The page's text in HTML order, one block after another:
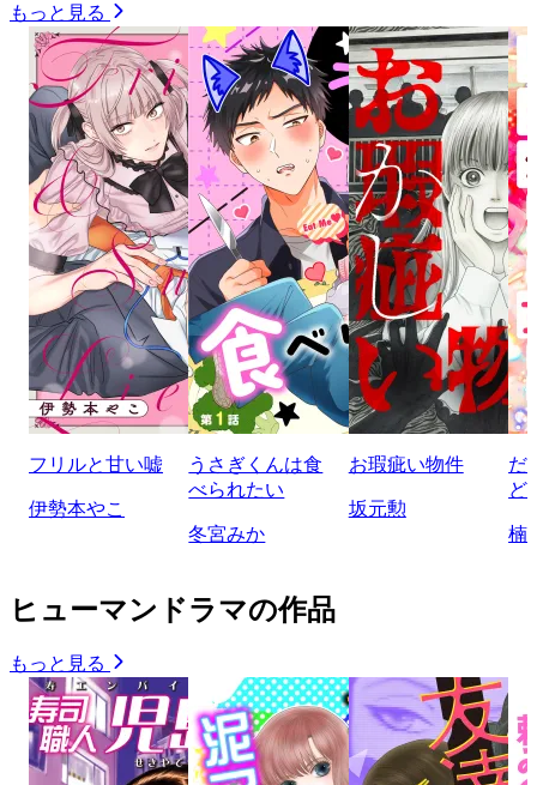
もっと見る
フリルと甘い嘘
伊勢本やこ
うさぎくんは食
べられたい
冬宮みか
お瑕疵い物件
坂元勲
だ
ど
楠
ヒューマンドラマの作品
もっと見る